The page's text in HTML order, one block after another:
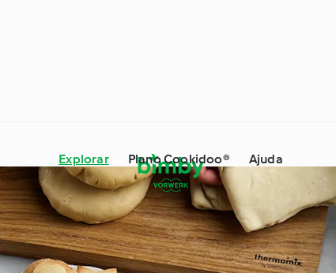
Explorar Plano Cookidoo® Ajuda
e Truques Ingredientes